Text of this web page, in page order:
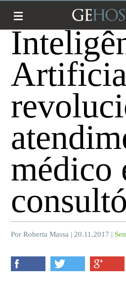
médico
Por Roberta Massa | 20.11.2017 |